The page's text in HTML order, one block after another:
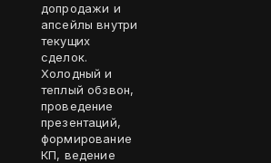
допродажи и
апсейлы внутри
текущих
сделок.
Холодный и
теплый обзвон,
проведение
презентаций,
формирование
КП, ведение